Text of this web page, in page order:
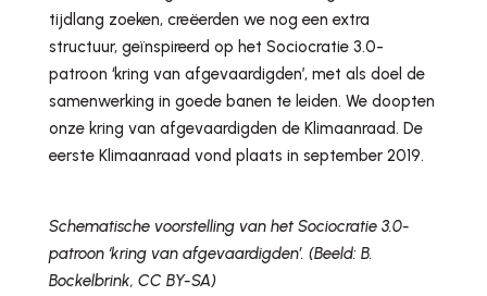
tijdlang zoeken, creëerden we nog een extra
structuur, geïnspireerd op het Sociocratie 3.0-
patroon ‘kring van afgevaardigden’, met als doel de
samenwerking in goede banen te leiden. We doopten
onze kring van afgevaardigden de Klimaanraad. De
eerste Klimaanraad vond plaats in september 2019.
Schematische voorstelling van het Sociocratie 3.0-
patroon ‘kring van afgevaardigden’. (Beeld: B.
Bockelbrink, CC BY-SA)